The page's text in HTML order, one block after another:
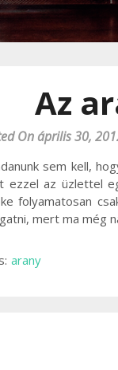
Az
On április 30,
sem kell,
ezzel az üzlettel
folyamatosan
mert ma még
arany